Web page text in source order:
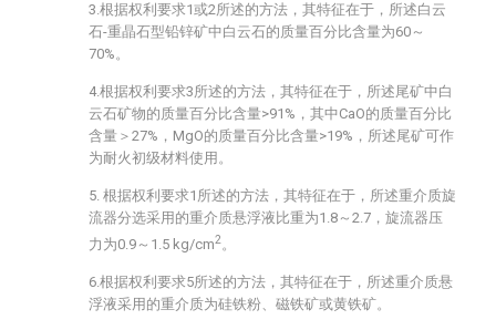
3.根据权利要求1或2所述的方法，其特征在于，所述白云
石-重晶石型铅锌矿中白云石的质量百分比含量为60～
70%。
4.根据权利要求3所述的方法，其特征在于，所述尾矿中白
云石矿物的质量百分比含量>91%，其中CaO的质量百分比
含量＞27%，MgO的质量百分比含量>19%，所述尾矿可作
为耐火初级材料使用。
5. 根据权利要求1所述的方法，其特征在于，所述重介质旋
流器分选采用的重介质悬浮液比重为1.8～2.7，旋流器压
力为0.9～1.5 kg/cm2。
6.根据权利要求5所述的方法，其特征在于，所述重介质悬
浮液采用的重介质为硅铁粉、磁铁矿或黄铁矿。